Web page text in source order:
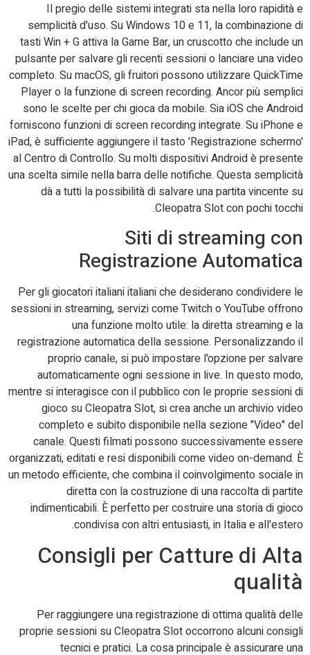
Il pregio delle sistemi integrati sta nella loro rapidità e
semplicità d'uso. Su Windows 10 e 11, la combinazione di
tasti Win + G attiva la Game Bar, un cruscotto che include un
pulsante per salvare gli recenti sessioni o lanciare una video
completo. Su macOS, gli fruitori possono utilizzare QuickTime
Player o la funzione di screen recording. Ancor più semplici
sono le scelte per chi gioca da mobile. Sia iOS che Android
forniscono funzioni di screen recording integrate. Su iPhone e
iPad, è sufficiente aggiungere il tasto 'Registrazione schermo'
al Centro di Controllo. Su molti dispositivi Android è presente
una scelta simile nella barra delle notifiche. Questa semplicità
dà a tutti la possibilità di salvare una partita vincente su
Cleopatra Slot con pochi tocchi.
Siti di streaming con
Registrazione Automatica
Per gli giocatori italiani italiani che desiderano condividere le
sessioni in streaming, servizi come Twitch o YouTube offrono
una funzione molto utile: la diretta streaming e la
registrazione automatica della sessione. Personalizzando il
proprio canale, si può impostare l'opzione per salvare
automaticamente ogni sessione in live. In questo modo,
mentre si interagisce con il pubblico con le proprie sessioni di
gioco su Cleopatra Slot, si crea anche un archivio video
completo e subito disponibile nella sezione "Video" del
canale. Questi filmati possono successivamente essere
organizzati, editati e resi disponibili come video on-demand. È
un metodo efficiente, che combina il coinvolgimento sociale in
diretta con la costruzione di una raccolta di partite
indimenticabili. È perfetto per costruire una storia di gioco
condivisa con altri entusiasti, in Italia e all'estero.
Consigli per Catture di Alta
qualità
Per raggiungere una registrazione di ottima qualità delle
proprie sessioni su Cleopatra Slot occorrono alcuni consigli
tecnici e pratici. La cosa principale è assicurare una